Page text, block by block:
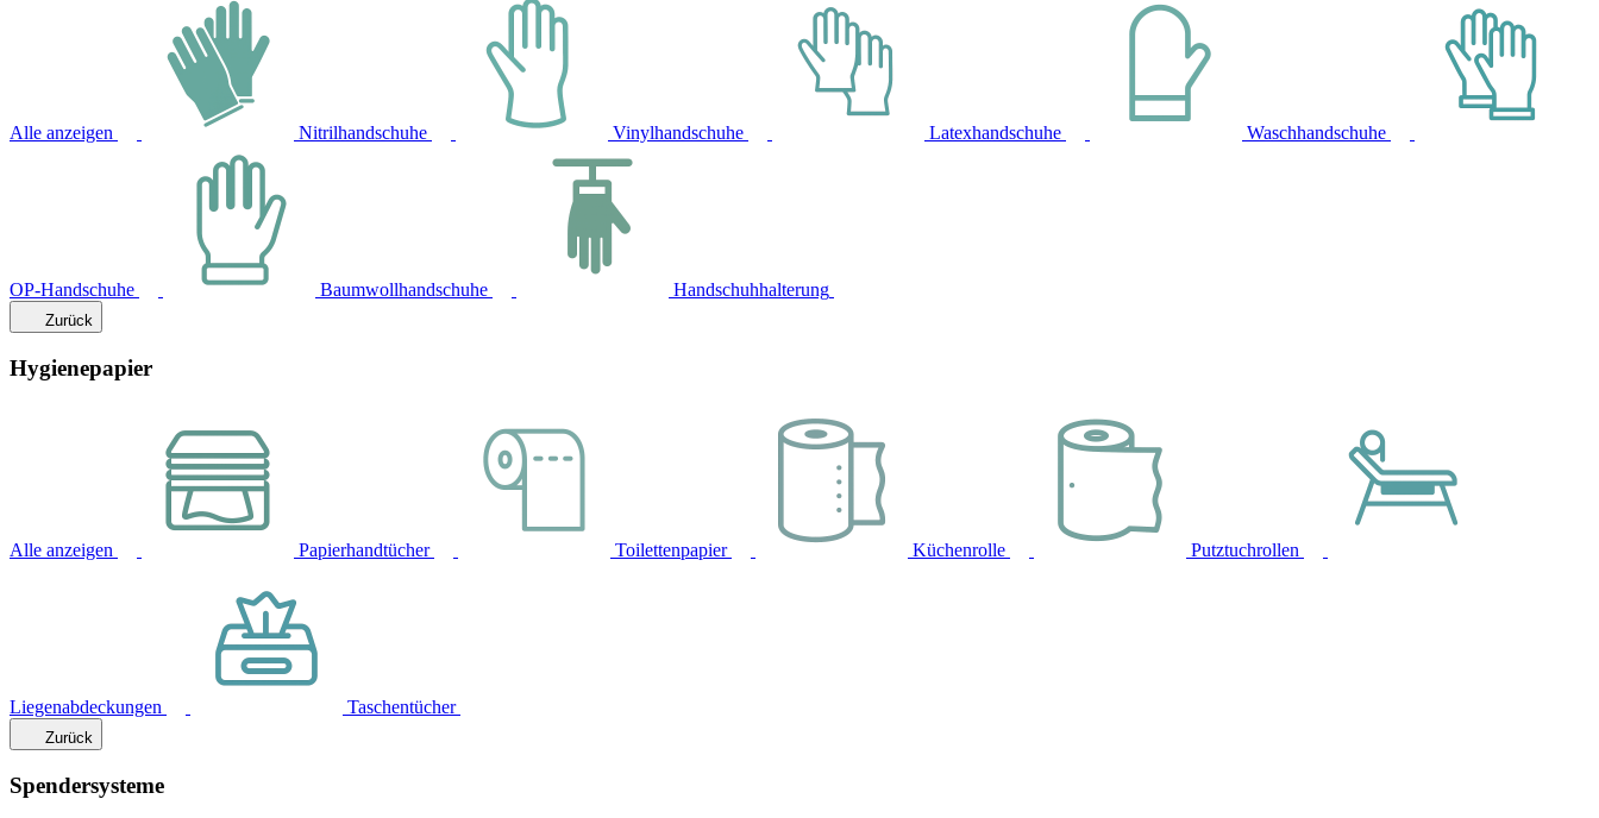
Alle anzeigen Nitrilhandschuhe Vinylhandschuhe Latexhandschuhe Waschhandschuhe
OP-Handschuhe Baumwollhandschuhe Handschuhhalterung
Zurück
Hygienepapier
Alle anzeigen Papierhandtücher Toilettenpapier Küchenrolle Putztuchrollen
Liegenabdeckungen Taschentücher
Zurück
Spendersysteme